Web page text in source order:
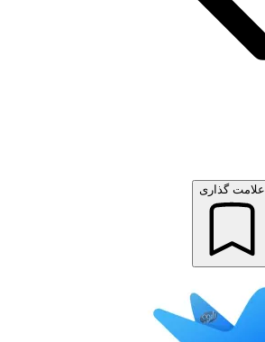
علامت گذاری